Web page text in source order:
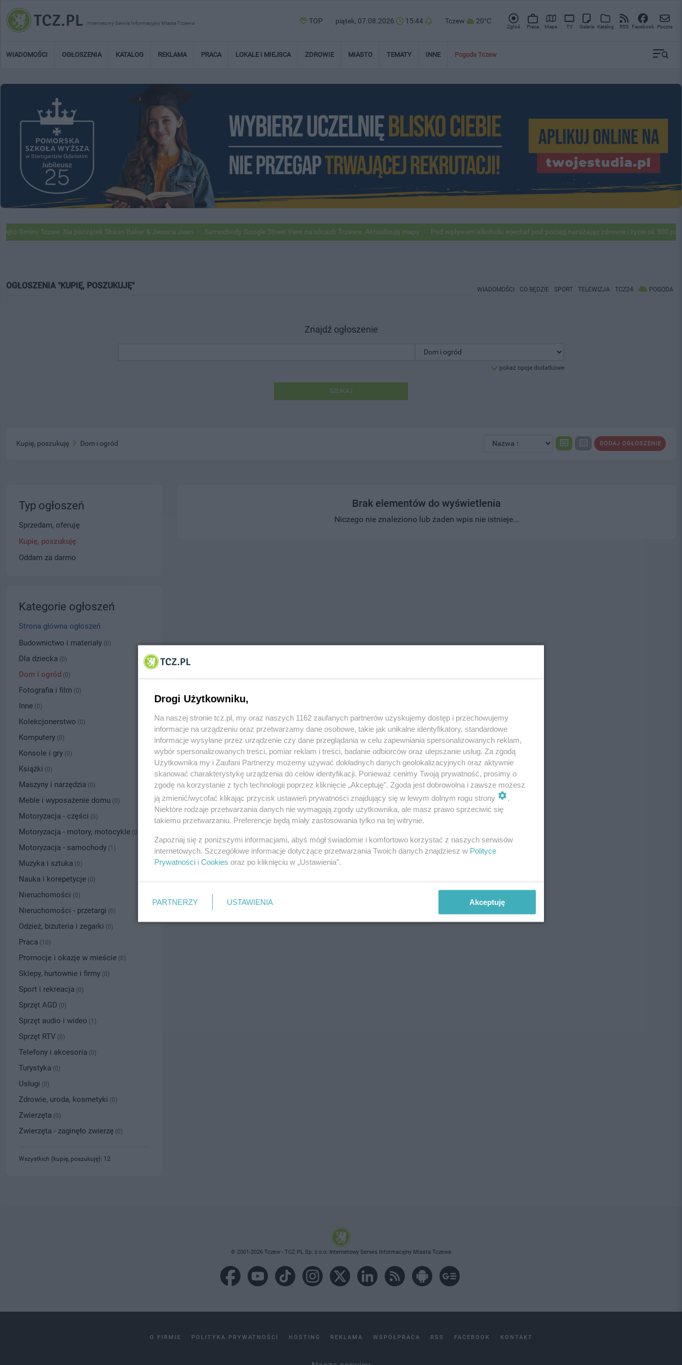
Internetowy Serwis Informacyjny Miasta Tczewa TOP piątek, 07.08.2026 15:44 Tczew 20°C
Zgłoś Praca Mapa TV Galeria Katalog RSS Facebook Poczta
WIADOMOŚCI OGŁOSZENIA KATALOG REKLAMA PRACA LOKALE I MIEJSCA ZDROWIE MIASTO TEMATY INNE Pogoda Tczew
Tczew. Na początek Shaun Baker & Jessica Jean Samochody Google Street View na ulicach Tczewa. Aktualizują mapy Pod wpływem alkoholu wjechał pod pociąg narażając zdrowie i życie ok 500
OGŁOSZENIA "KUPIĘ, POSZUKUJĘ" WIADOMOŚCI CO BĘDZIE SPORT TELEWIZJA TCZ24 POGODA
Znajdź ogłoszenie
pokaż opcje dodatkowe
SZUKAJ
DODAJ OGŁOSZENIE
Kupię, poszukuję Dom i ogród
Brak elementów do wyświetlenia
Niczego nie znaleziono lub żaden wpis nie istnieje...
Typ ogłoszeń
Sprzedam, oferuję
Kupię, poszukuję
Oddam za darmo
Kategorie ogłoszeń
Strona główna ogłoszeń
Budownictwo i materiały (0)
Dla dziecka (0)
Dom i ogród (0)
Fotografia i film (0)
Inne (0)
Kolekcjonerstwo (0)
Komputery (0)
Konsole i gry (0)
Książki (0)
Maszyny i narzędzia (0)
Meble i wyposażenie domu (0)
Motoryzacja - części (0)
Motoryzacja - motory, motocykle (0)
Motoryzacja - samochody (1)
Muzyka i sztuka (0)
Nauka i korepetycje (0)
Nieruchomości (0)
Nieruchomości - przetargi (0)
Odzież, biżuteria i zegarki (0)
Praca (10)
Promocje i okazje w mieście (0)
Sklepy, hurtownie i firmy (0)
Sport i rekreacja (0)
Sprzęt AGD (0)
Sprzęt audio i wideo (1)
Sprzęt RTV (0)
Telefony i akcesoria (0)
Turystyka (0)
Usługi (0)
Zdrowie, uroda, kosmetyki (0)
Zwierzęta (0)
Zwierzęta - zaginęło zwierzę (0)
Wszystkich (kupię, poszukuję): 12
© 2001-2026 Tczew - TCZ.PL Sp. z o.o. Internetowy Serwis Informacyjny Miasta Tczewa
O FIRMIE POLITYKA PRYWATNOŚCI HOSTING REKLAMA WSPÓŁPRACA RSS FACEBOOK KONTAKT
Drogi Użytkowniku,
Na naszej stronie tcz.pl, my oraz naszych 1162 zaufanych partnerów uzyskujemy dostęp i przechowujemy
informacje na urządzeniu oraz przetwarzamy dane osobowe, takie jak unikalne identyfikatory, standardowe
informacje wysyłane przez urządzenie czy dane przeglądania w celu zapewniania spersonalizowanych reklam,
wybór spersonalizowanych treści, pomiar reklam i treści, badanie odbiorców oraz ulepszanie usług. Za zgodą
Użytkownika my i Zaufani Partnerzy możemy używać dokładnych danych geolokalizacyjnych oraz aktywnie
skanować charakterystykę urządzenia do celów identyfikacji. Ponieważ cenimy Twoją prywatność, prosimy o
zgodę na korzystanie z tych technologii poprzez kliknięcie „Akceptuję”. Zgoda jest dobrowolna i zawsze możesz
ją zmienić/wycofać klikając przycisk ustawień prywatności znajdujący się w lewym dolnym rogu strony
Niektóre rodzaje przetwarzania danych nie wymagają zgody użytkownika, ale masz prawo sprzeciwić się
takiemu przetwarzaniu. Preferencje będą miały zastosowania tylko na tej witrynie.
Zapoznaj się z poniższymi informacjami, abyś mógł świadomie i komfortowo korzystać z naszych serwisów
internetowych. Szczegółowe informacje dotyczące przetwarzania Twoich danych znajdziesz w Polityce
Prywatności i Cookies oraz po kliknięciu w „Ustawienia”.
PARTNERZY USTAWIENIA Akceptuję